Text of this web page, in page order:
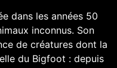
dans les années 50
inconnus. Son
de créatures dont la
du Bigfoot : depuis